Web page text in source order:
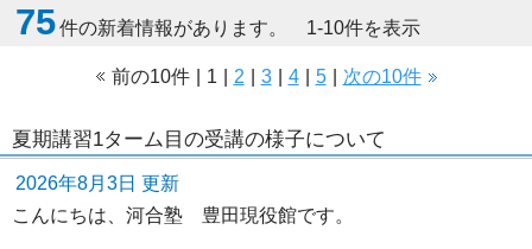
75件の新着情報があります。 1-10件を表示
前の10件 1 2 3 4 5 次の10件
夏期講習1ターム目の受講の様子について
2026年8月3日 更新
こんにちは、河合塾 豊田現役館です。